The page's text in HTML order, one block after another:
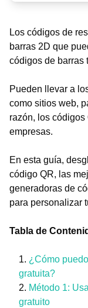
Los códigos de
barras 2D que
códigos de barras
Pueden llevar a
como sitios web,
razón, los
empresas.
En esta guía,
código QR, las
generadoras de
para personalizar
Tabla de
¿Cómo
gratuita?
Método 1:
gratuito